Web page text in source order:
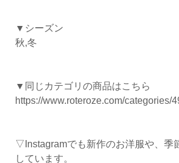
▼シーズン
秋,冬
▼同じカテゴリの商品はこちら
https://www.roteroze.com/categories/
▽Instagramでも新作のお洋服や、季
しています。